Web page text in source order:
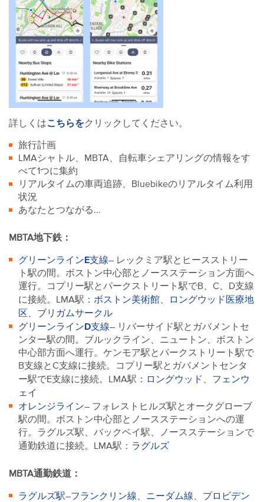
詳しくはこちらをクリックしてください。
旅行計画
LMAシャトル、MBTA、自転車シェアリングの情報をす
べて1つに集約
リアルタイムの車両追跡、Bluebikeのリアルタイム利用
状況
あなたとつながる...
MBTA地下鉄：
グリーンラインE支線– レックミア駅とヒースストリー
ト駅の間。ボストン中心部とノースステーション方面へ
運行。コプリー駅とパークストリート駅でB、C、D支線
に接続。LMA駅： ボストン美術館、
ロングウッド医療地
区 、 ブリガムサークル
グリーンラインD支線– リバーサイド駅とガバメントセ
ンター駅の間。ブルックライン、ニュートン、ボストン
中心部方面へ運行。ケンモア駅とパークストリート駅で
B支線とC支線に接続。コプリー駅とガバメントセンタ
ー駅でE支線に接続。LMA駅：
ロングウッド 、 フェンウ
ェイ
オレンジライン– フォレストヒルズ駅とオークグローブ
駅の間。ボストン中心部とノースステーションへの運
行。ラグルズ駅、バックベイ駅、ノースステーションで
通勤鉄道に接続。LMA駅： ラグルズ
MBTA通勤鉄道：
ラグルズ駅–フランクリン線、 ニーダム線、 プロビデン